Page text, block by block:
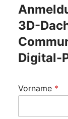
3D-
Digital-
Vorname *